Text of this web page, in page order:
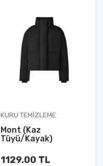
KURU TEMIZLEME
Mont (Kaz
Tüyü/Kayak)
1129.00 TL